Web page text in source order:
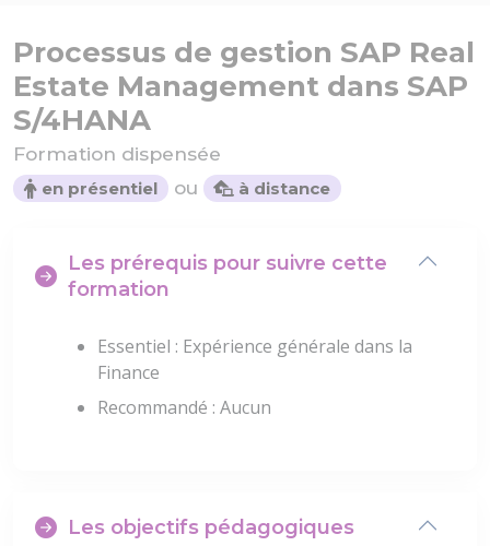
Processus de gestion SAP Real
Estate Management dans SAP
S/4HANA
Formation dispensée
en présentiel ou à distance
Les prérequis pour suivre cette
formation
Essentiel : Expérience générale dans la
Finance
Recommandé : Aucun
Les objectifs pédagogiques